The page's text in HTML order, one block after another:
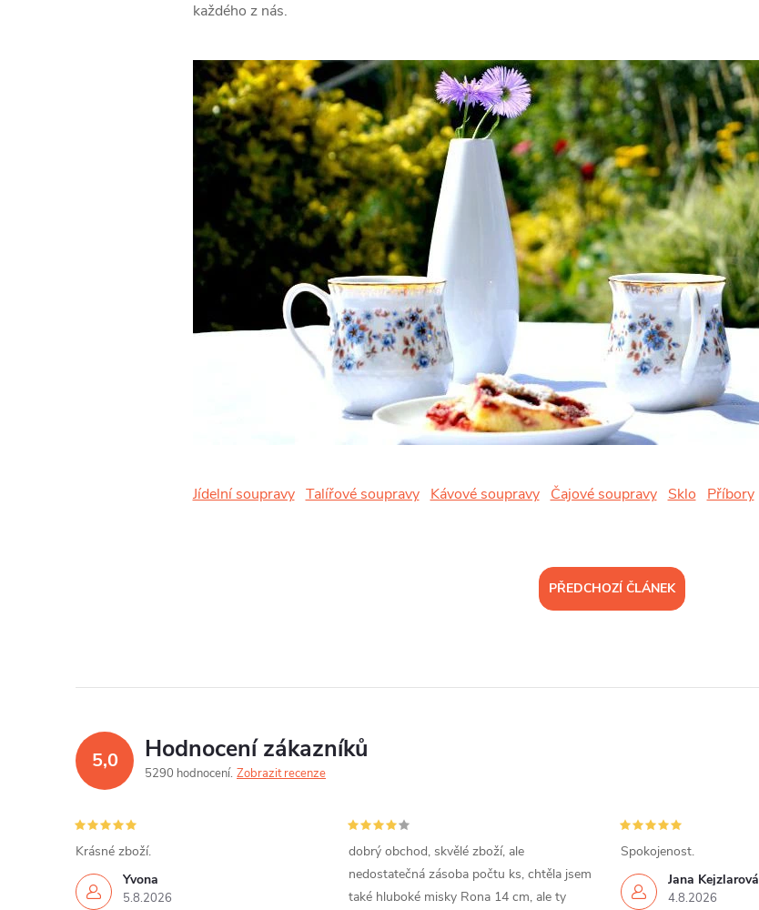
každého z nás.
Jídelní soupravy Talířové soupravy Kávové soupravy Čajové soupravy Sklo Příbory
PŘEDCHOZÍ ČLÁNEK
5,0 Hodnocení zákazníků
5290 hodnocení Zobrazit recenze
Yvona
5.8.2026
Krásné zboží.
dobrý obchod, skvělé zboží, ale
nedostatečná zásoba počtu ks, chtěla jsem
také hluboké misky Rona 14 cm, ale ty
Jana Kejzlarová
4.8.2026
Spokojenost.